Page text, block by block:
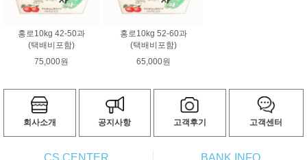
홍로10kg 42-50과
(택배비포함)
75,000원
홍로10kg 52-60과
(택배비포함)
65,000원
회사소개 공지사항 고객후기 고객센터
CS CENTER BANK INFO